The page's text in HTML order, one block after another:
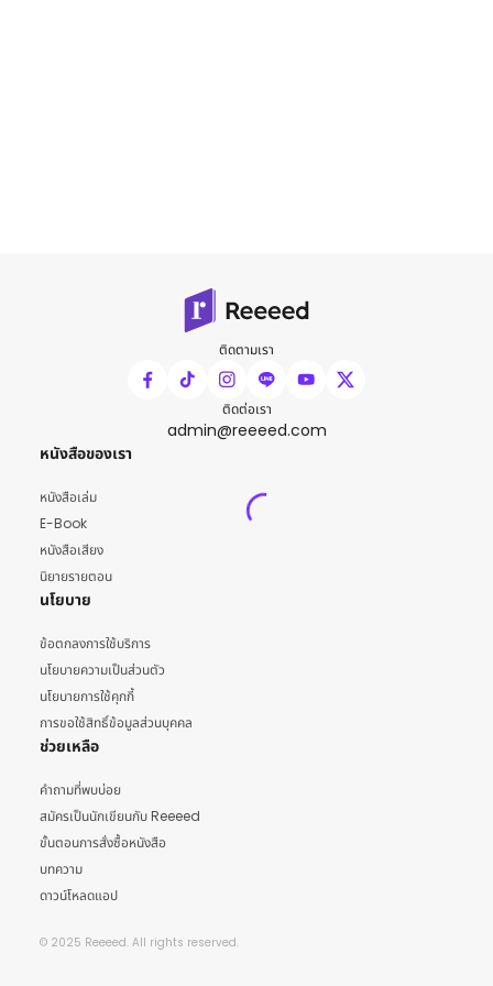
ติดตามเรา
ติดต่อเรา
admin@reeeed.com
หนังสือของเรา
หนังสือเล่ม
E-Book
หนังสือเสียง
นิยายรายตอน
นโยบาย
ข้อตกลงการใช้บริการ
นโยบายความเป็นส่วนตัว
นโยบายการใช้คุกกี้
การขอใช้สิทธิ์ข้อมูลส่วนบุคคล
ช่วยเหลือ
คำถามที่พบบ่อย
สมัครเป็นนักเขียนกับ Reeeed
ขั้นตอนการสั่งซื้อหนังสือ
บทความ
ดาวน์โหลดแอป
© 2025 Reeeed. All rights reserved.